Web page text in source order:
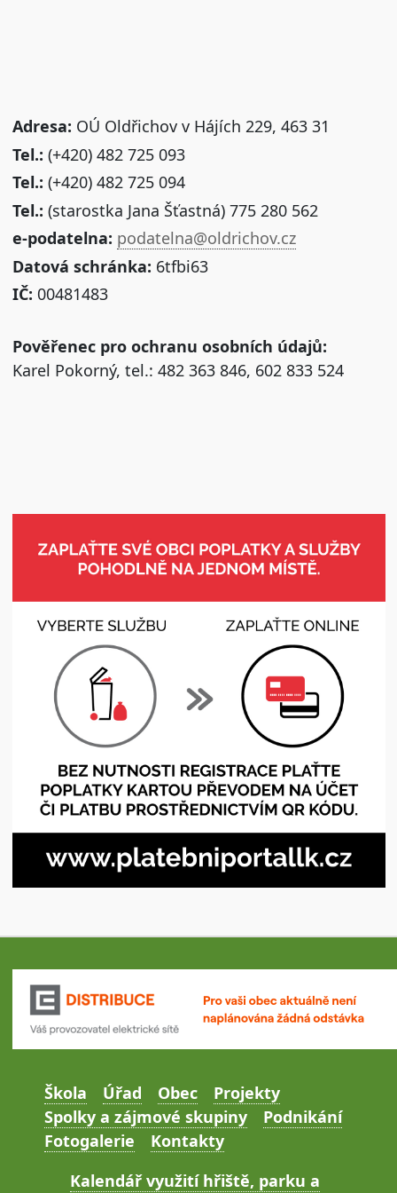
Adresa: OÚ Oldřichov v Hájích 229, 463 31
Tel.: (+420) 482 725 093
Tel.: (+420) 482 725 094
Tel.: (starostka Jana Šťastná) 775 280 562
e-podatelna: podatelna@oldrichov.cz
Datová schránka: 6tfbi63
IČ: 00481483
Pověřenec pro ochranu osobních údajů:
Karel Pokorný, tel.: 482 363 846, 602 833 524
Škola Úřad Obec
Projekty
Spolky a zájmové skupiny
Podnikání
Fotogalerie
Kontakty
Kalendář využití hřiště, parku a